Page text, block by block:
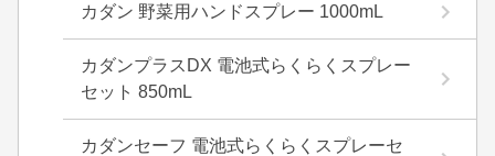
カダン 野菜用ハンドスプレー 1000mL
カダンプラスDX 電池式らくらくスプレー
セット 850mL
カダンセーフ 電池式らくらくスプレーセ